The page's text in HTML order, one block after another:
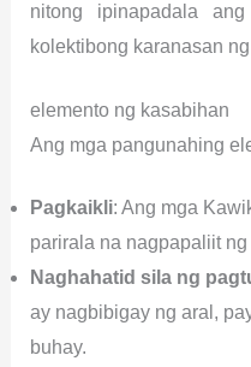
nitong ipinapadala
kolektibong karanasan
elemento ng kasabihan
Ang mga pangunahing
Pagkaikli: Ang mga
parirala na nagpapaliit
Naghahatid sila ng
ay nagbibigay ng aral,
buhay.